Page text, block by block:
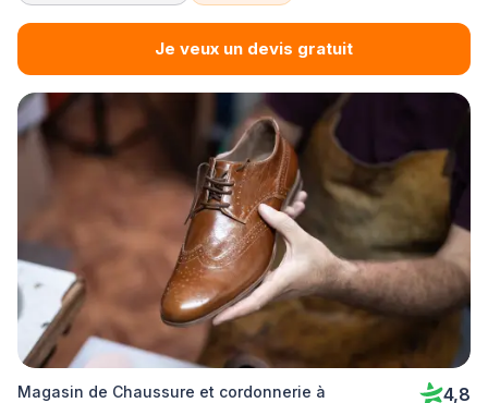
Je veux un devis gratuit
Magasin de Chaussure et cordonnerie à
4,8